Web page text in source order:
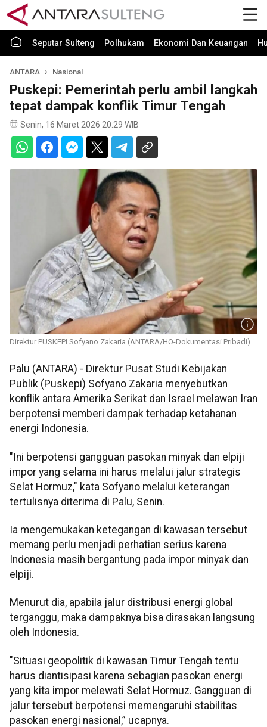
Seputar Sulteng Polhukam Ekonomi Dan Keuangan
ANTARA Nasional
Puskepi: Pemerintah perlu ambil langkah
tepat dampak konflik Timur Tengah
Senin, 16 Maret 2026 20:29 WIB
Direktur PUSKEPI Sofyano Zakaria (ANTARA/HO-Dokumentasi Pribadi)
Palu (ANTARA) - Direktur Pusat Studi Kebijakan
Publik (Puskepi) Sofyano Zakaria menyebutkan
konflik antara Amerika Serikat dan Israel melawan Iran
berpotensi memberi dampak terhadap ketahanan
energi Indonesia.
"Ini berpotensi gangguan pasokan minyak dan elpiji
impor yang selama ini harus melalui jalur strategis
Selat Hormuz," kata Sofyano melalui keterangan
tertulisnya diterima di Palu, Senin.
Ia mengemukakan ketegangan di kawasan tersebut
memang perlu menjadi perhatian serius karena
Indonesia masih bergantung pada impor minyak dan
elpiji.
Menurut dia, apabila jalur distribusi energi global
terganggu, maka dampaknya bisa dirasakan langsung
oleh Indonesia.
"Situasi geopolitik di kawasan Timur Tengah tentu
harus diantisipasi karena sebagian pasokan energi
yang kita impor melewati Selat Hormuz. Gangguan di
jalur tersebut berpotensi memengaruhi stabilitas
pasokan energi nasional,” ucapnya.